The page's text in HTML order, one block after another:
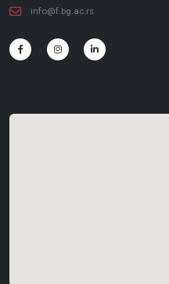
info@f.bg.ac.rs